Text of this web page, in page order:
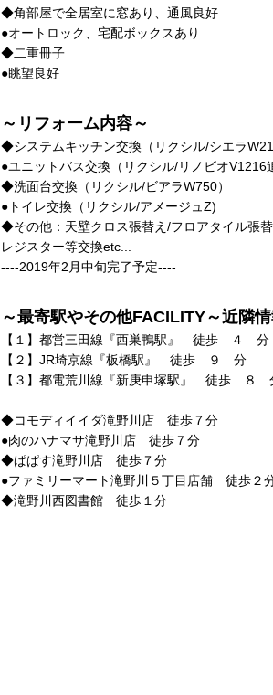
◆角部屋で全居室に窓あり、通風良好
●オートロック、宅配ボックスあり
◆二重冊子
●眺望良好
～リフォーム内容～
◆システムキッチン交換（リクシル/シエラ
●ユニットバス交換（リクシル/リノビオV1216
◆洗面台交換（リクシル/ビアラW750）
●トイレ交換（リクシル/アメージュZ)
◆その他：天壁クロス張替え/フロアタイル張
レジスター等交換etc...
----2019年2月中旬完了予定----
～最寄駅やその他FACILITY～近隣
【１】都営三田線『西巣鴨駅』 徒歩 ４ 分
【２】JR埼京線『板橋駅』 徒歩 ９ 分
【３】都電荒川線『新庚申塚駅』 徒歩 ８
◆コモディイイダ滝野川店 徒歩７分
●肉のハナマサ滝野川店 徒歩７分
◆ぱぱす滝野川店 徒歩７分
●ファミリーマート滝野川５丁目店舗 徒歩２
◆滝野川西図書館 徒歩１分